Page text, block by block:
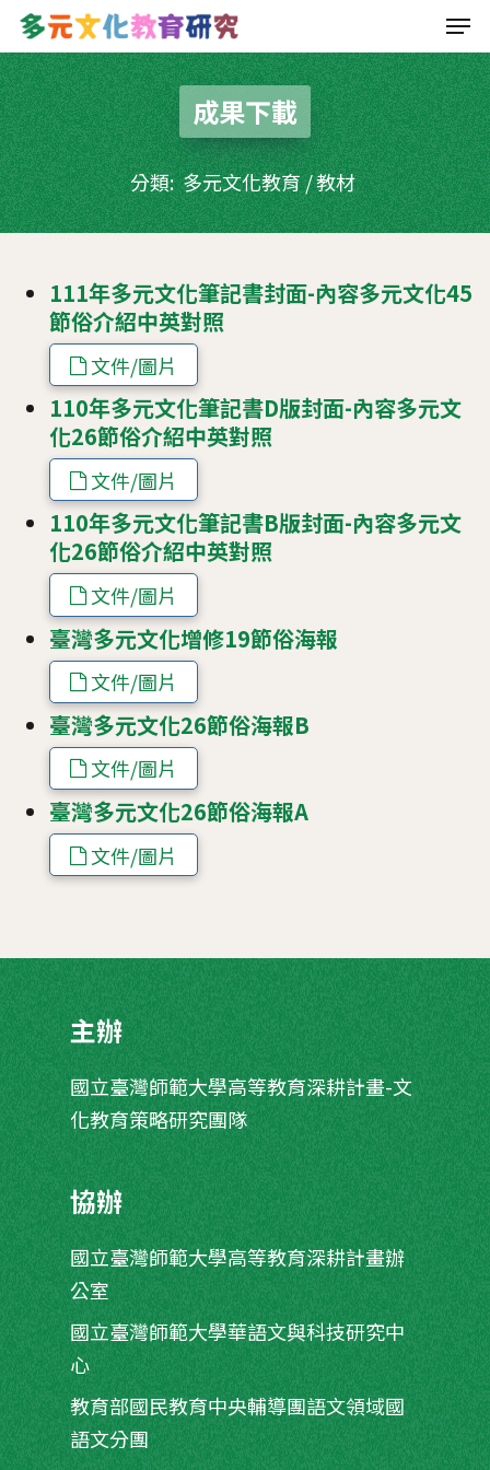
Skip
to
main
content
成果下載
分類: 多元文化教育/教材
111年多元文化筆記書封面-內容多元文化45
節俗介紹中英對照
文件/圖片
110年多元文化筆記書D版封面-內容多元文
化26節俗介紹中英對照
文件/圖片
110年多元文化筆記書B版封面-內容多元文
化26節俗介紹中英對照
文件/圖片
臺灣多元文化增修19節俗海報
文件/圖片
臺灣多元文化26節俗海報B
文件/圖片
臺灣多元文化26節俗海報A
文件/圖片
主辦
國立臺灣師範大學高等教育深耕計畫-文
化教育策略研究團隊
協辦
國立臺灣師範大學高等教育深耕計畫辦
公室
國立臺灣師範大學華語文與科技研究中
心
教育部國民教育中央輔導團語文領域國
語文分團